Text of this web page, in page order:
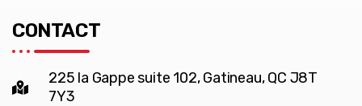
CONTACT
225 la Gappe suite 102, Gatineau, QC J8T
7Y3